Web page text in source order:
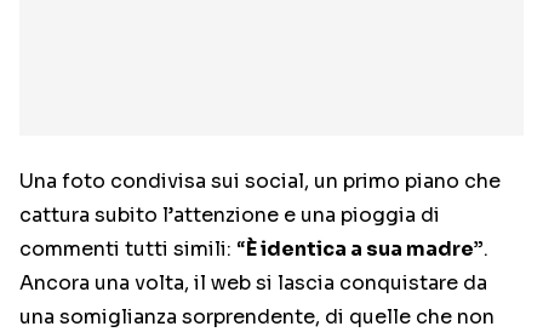
Una foto condivisa sui social, un primo piano che
cattura subito l’attenzione e una pioggia di
commenti tutti simili: “È identica a sua madre”.
Ancora una volta, il web si lascia conquistare da
una somiglianza sorprendente, di quelle che non